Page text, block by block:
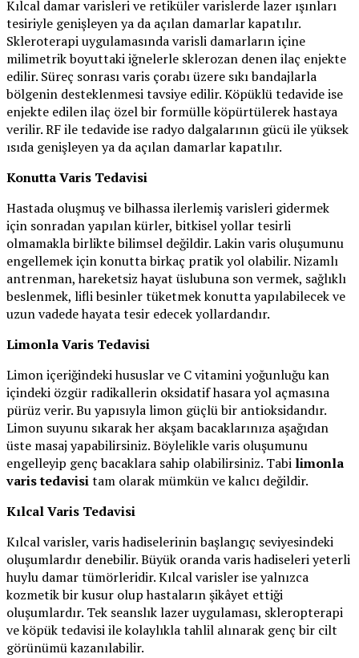
Kılcal damar varisleri ve retiküler varislerde lazer ışınları
tesiriyle genişleyen ya da açılan damarlar kapatılır.
Skleroterapi uygulamasında varisli damarların içine
milimetrik boyuttaki iğnelerle sklerozan denen ilaç enjekte
edilir. Süreç sonrası varis çorabı üzere sıkı bandajlarla
bölgenin desteklenmesi tavsiye edilir. Köpüklü tedavide ise
enjekte edilen ilaç özel bir formülle köpürtülerek hastaya
verilir. RF ile tedavide ise radyo dalgalarının gücü ile yüksek
ısıda genişleyen ya da açılan damarlar kapatılır.
Konutta Varis Tedavisi
Hastada oluşmuş ve bilhassa ilerlemiş varisleri gidermek
için sonradan yapılan kürler, bitkisel yollar tesirli
olmamakla birlikte bilimsel değildir. Lakin varis oluşumunu
engellemek için konutta birkaç pratik yol olabilir. Nizamlı
antrenman, hareketsiz hayat üslubuna son vermek, sağlıklı
beslenmek, lifli besinler tüketmek konutta yapılabilecek ve
uzun vadede hayata tesir edecek yollardandır.
Limonla Varis Tedavisi
Limon içeriğindeki hususlar ve C vitamini yoğunluğu kan
içindeki özgür radikallerin oksidatif hasara yol açmasına
pürüz verir. Bu yapısıyla limon güçlü bir antioksidandır.
Limon suyunu sıkarak her akşam bacaklarınıza aşağıdan
üste masaj yapabilirsiniz. Böylelikle varis oluşumunu
engelleyip genç bacaklara sahip olabilirsiniz. Tabi limonla
varis tedavisitam olarak mümkün ve kalıcı değildir.
Kılcal Varis Tedavisi
Kılcal varisler, varis hadiselerinin başlangıç seviyesindeki
oluşumlardır denebilir. Büyük oranda varis hadiseleri yeterli
huylu damar tümörleridir. Kılcal varisler ise yalnızca
kozmetik bir kusur olup hastaların şikâyet ettiği
oluşumlardır. Tek seanslık lazer uygulaması, skleropterapi
ve köpük tedavisi ile kolaylıkla tahlil alınarak genç bir cilt
görünümü kazanılabilir.